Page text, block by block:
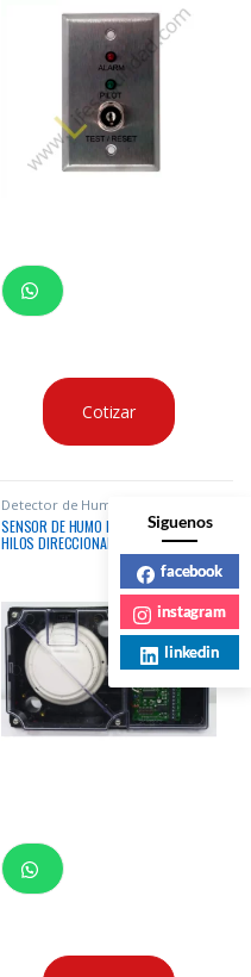
Cotizar
Detector de Humo en Ducto
SENSOR DE HUMO PARA DUCTO 4
HILOS DIRECCIONABLE SIMPLEX RELAY
Siguenos
facebook
instagram
linkedin